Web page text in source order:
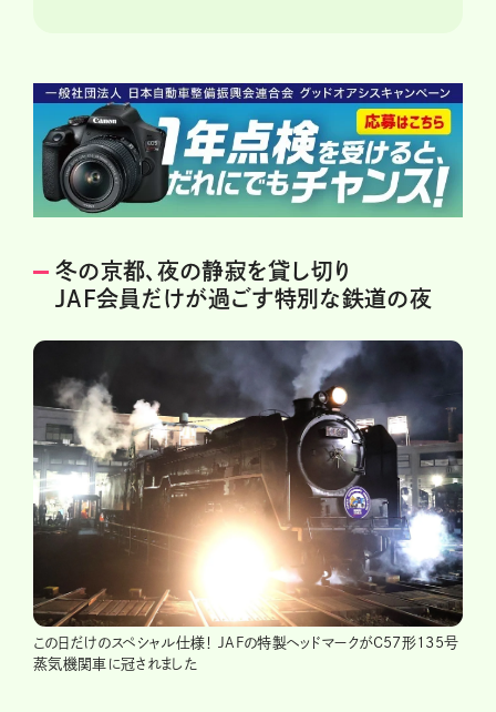
冬の京都、夜の静寂を貸し切り
JAF会員だけが過ごす特別な鉄道の夜
この日だけのスペシャル仕様！ JAFの特製ヘッドマークがC57形135号
蒸気機関車に冠されました